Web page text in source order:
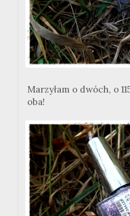
Marzyłam o dwóch, o
oba!